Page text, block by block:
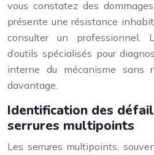
vous constatez des
présente une résistance
consulter un professionnel.
d’outils spécialisés pour
interne du mécanisme sans
davantage.
Identification des
serrures multipoints
Les serrures multipoints,